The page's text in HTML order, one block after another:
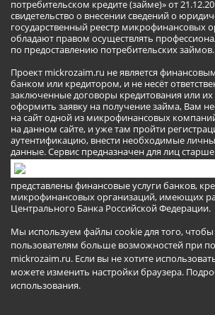
потребительском кредите (займе)» от
свидетельство о внесении сведений о
государственный реестр микрофинансовых
обладают правом осуществлять
по предоставлению потребительских займов.
Проект mickrozaim.ru не является
банком или кредитором, и не несёт
заключенные договоры кредитования или
оформить заявку на получение займа, Вам
на сайт одной из микрофинансовых
на данном сайте, и уже там пройти
аутентификацию, внести необходимые
данные. Сервис предназначен для лиц старше
представлены финансовые услуги банков,
микрофинансовых организаций, имеющих
Центрального Банка Российской Федерации.
Мы используем файлы cookie для того, чтобы
пользователям больше возможностей при
mickrozaim.ru. Если вы не хотите
можете изменить настройки браузера.
использования.